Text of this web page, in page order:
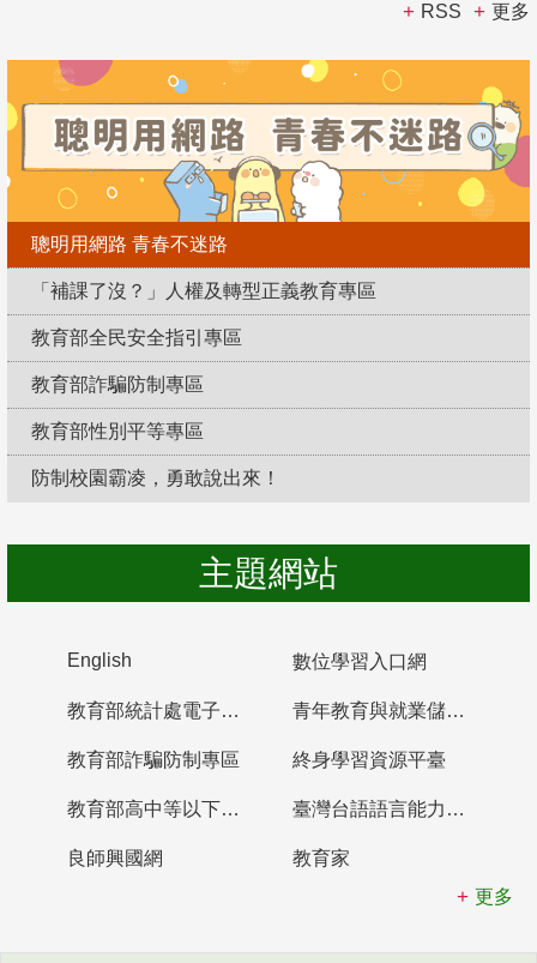
RSS 更多
聰明用網路 青春不迷路
「補課了沒？」人權及轉型正義教育專區
教育部全民安全指引專區
教育部詐騙防制專區
教育部性別平等專區
防制校園霸凌，勇敢說出來！
主題網站
English 數位學習入口網
教育部統計處電子書櫃 青年教育與就業儲蓄帳戶
教育部詐騙防制專區 終身學習資源平臺
教育部高中等以下學校及幼兒園教師資格檢定考試 臺灣台語語言能力認證網站
良師興國網
教育家
更多